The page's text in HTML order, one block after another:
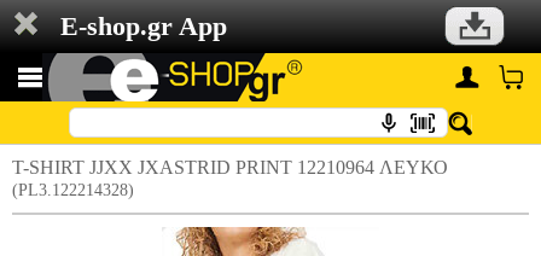
E-shop.gr App
T-SHIRT JJXX JXASTRID PRINT 12210964 ΛΕΥΚΟ
(PL3.122214328)